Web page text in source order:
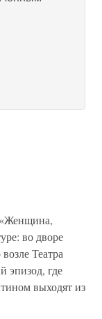
во дворе
Театра
эпизод, где
выходят из